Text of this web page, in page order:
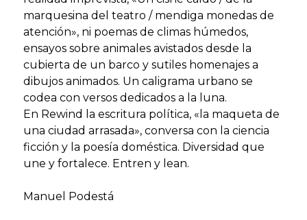
marquesina del teatro / mendiga monedas de
atención», ni poemas de climas húmedos,
ensayos sobre animales avistados desde la
cubierta de un barco y sutiles homenajes a
dibujos animados. Un caligrama urbano se
codea con versos dedicados a la luna.
En Rewind la escritura política, «la maqueta de
una ciudad arrasada», conversa con la ciencia
ficción y la poesía doméstica. Diversidad que
une y fortalece. Entren y lean.
Manuel Podestá